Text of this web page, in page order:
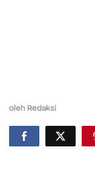
oleh Redaksi